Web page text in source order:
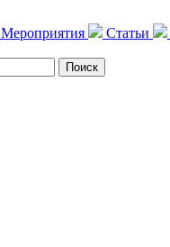
Мероприятия Статьи